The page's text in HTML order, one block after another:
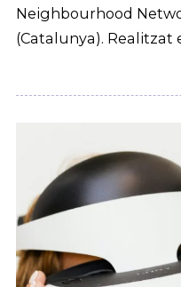
Neighbourhood
(Catalunya). Realitzat